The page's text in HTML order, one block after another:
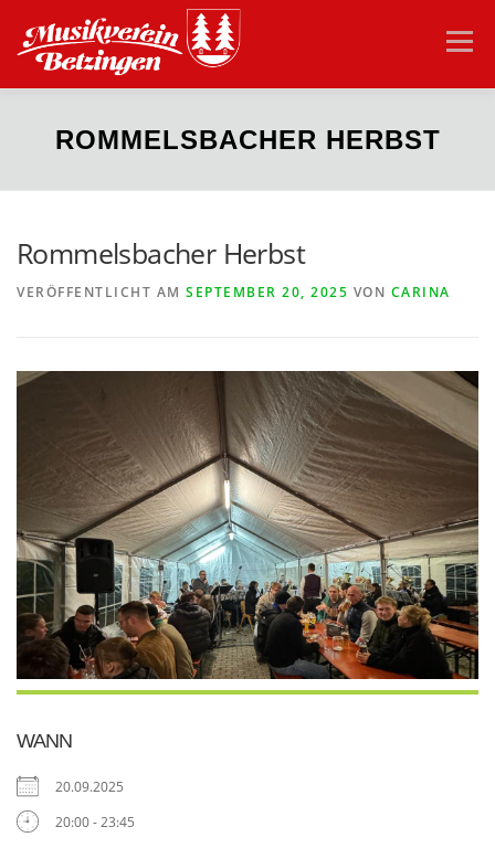
Inhalt
springen
Menü
HOME VEREIN AKTUELLES ORCHESTER
ROMMELSBACHER HERBST
Rommelsbacher Herbst
VERÖFFENTLICHT AM SEPTEMBER 20, 2025 VON CARINA
WANN
20.09.2025
20:00 - 23:45